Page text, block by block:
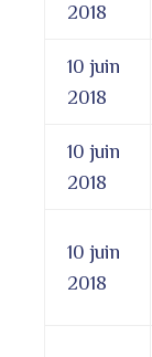
2018
10 juin
2018
10 juin
2018
10 juin
2018